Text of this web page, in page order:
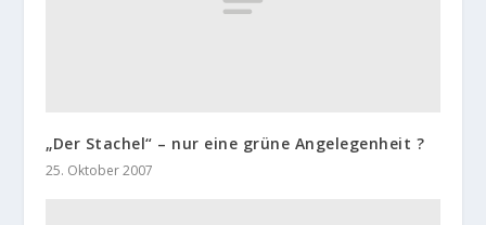
„Der Stachel“ – nur eine grüne Angelegenheit ?
25. Oktober 2007